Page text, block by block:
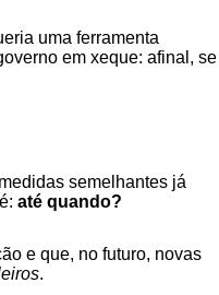
uma ferramenta
em xeque: afinal, se
semelhantes já
até quando?
e que, no futuro, novas
.